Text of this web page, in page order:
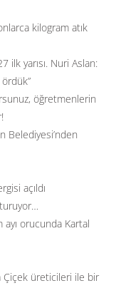
kilogram atık
ilk yarısı. Nuri Aslan:
ördük”
öğretmenlerin
Belediyesi’nden
açıldı
orucunda Kartal
Çiçek üreticileri ile bir